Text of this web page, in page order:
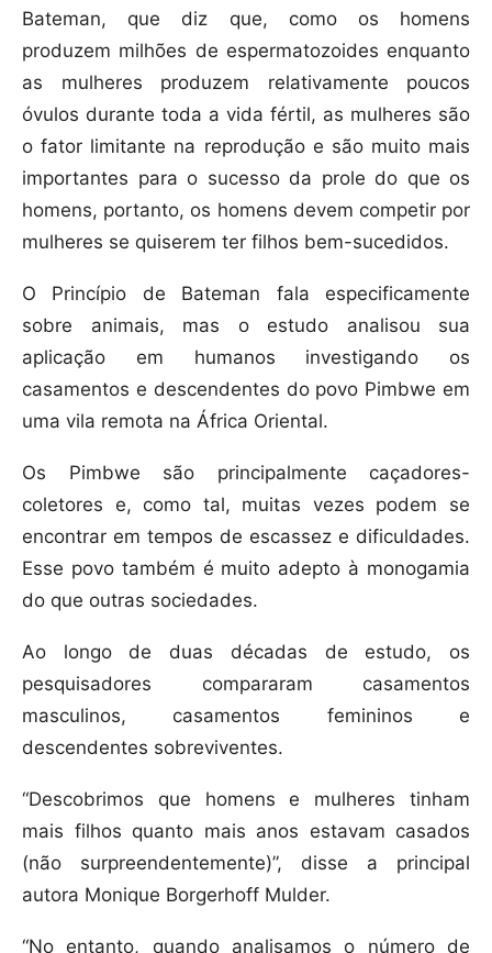
Bateman, que diz que, como os homens
produzem milhões de espermatozoides enquanto
as mulheres produzem relativamente poucos
óvulos durante toda a vida fértil, as mulheres são
o fator limitante na reprodução e são muito mais
importantes para o sucesso da prole do que os
homens, portanto, os homens devem competir por
mulheres se quiserem ter filhos bem-sucedidos.
O Princípio de Bateman fala especificamente
sobre animais, mas o estudo analisou sua
aplicação em humanos investigando os
casamentos e descendentes do povo Pimbwe em
uma vila remota na África Oriental.
Os Pimbwe são principalmente caçadores-
coletores e, como tal, muitas vezes podem se
encontrar em tempos de escassez e dificuldades.
Esse povo também é muito adepto à monogamia
do que outras sociedades.
Ao longo de duas décadas de estudo, os
pesquisadores compararam casamentos
masculinos, casamentos femininos e
descendentes sobreviventes.
“Descobrimos que homens e mulheres tinham
mais filhos quanto mais anos estavam casados
(não surpreendentemente)”, disse a principal
autora Monique Borgerhoff Mulder.
“No entanto, quando analisamos o número de